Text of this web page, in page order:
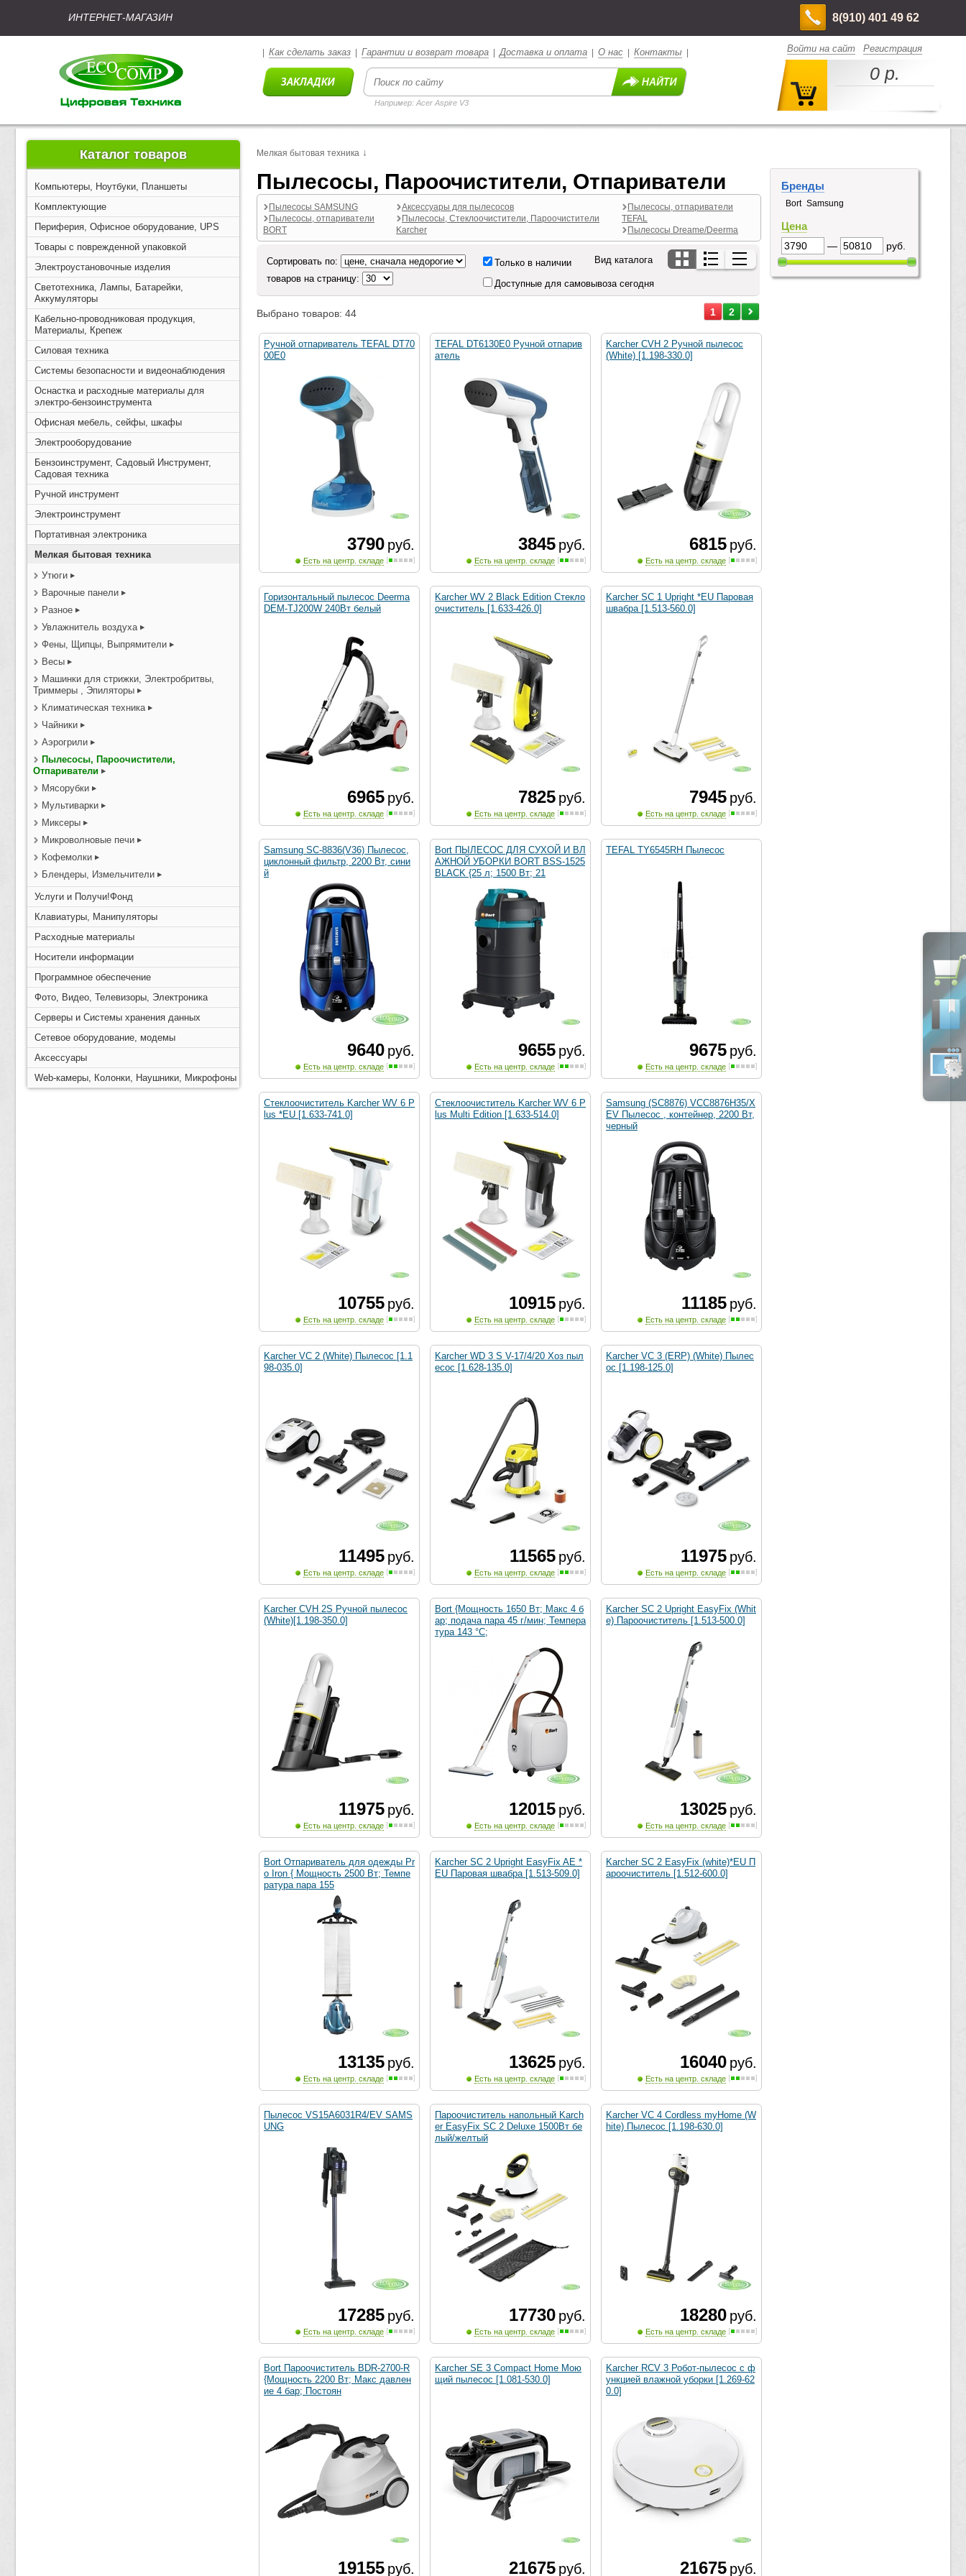
ИНТЕРНЕТ-МАГАЗИН 8(910) 401 49 62
Как сделать заказ Гарантии и возврат товара |Доставка и оплата О нас Контакты
Например: Acer Aspire V3
Войти на сайт Регистрация
0 р.
Каталог товаров
Компьютеры, Ноутбуки, Планшеты
Комплектующие
Периферия, Офисное оборудование, UPS
Товары с поврежденной упаковкой
Электроустановочные изделия
Светотехника, Лампы, Батарейки,
Аккумуляторы
Кабельно-проводниковая продукция,
Материалы, Крепеж
Силовая техника
Системы безопасности и видеонаблюдения
Оснастка и расходные материалы для
электро-бензоинструмента
Офисная мебель, сейфы, шкафы
Электрооборудование
Бензоинструмент, Садовый Инструмент,
Садовая техника
Ручной инструмент
Электроинструмент
Портативная электроника
Мелкая бытовая техника
Утюги
Варочные панели
Разное
Увлажнитель воздуха
Фены, Щипцы, Выпрямители
Весы
Машинки для стрижки, Электробритвы,
Триммеры , Эпиляторы
Климатическая техника
Чайники
Аэрогрили
Пылесосы, Пароочистители,
Отпариватели
Мясорубки
Мультиварки
Миксеры
Микроволновые печи
Кофемолки
Блендеры, Измельчители
Услуги и Получи!Фонд
Клавиатуры, Манипуляторы
Расходные материалы
Носители информации
Программное обеспечение
Фото, Видео, Телевизоры, Электроника
Серверы и Системы хранения данных
Сетевое оборудование, модемы
Аксессуары
Web-камеры, Колонки, Наушники, Микрофоны
Мелкая бытовая техника ↓
Пылесосы, Пароочистители, Отпариватели
Пылесосы SAMSUNG
Пылесосы, отпариватели
BORT
Аксессуары для пылесосов
Пылесосы, Стеклоочистители, Пароочистители
Karcher
Пылесосы, отпариватели
TEFAL
Пылесосы Dreame/Deerma
Сортировать по:
товаров на страницу:
Только в наличии
Доступные для самовывоза сегодня
Вид каталога
Выбрано товаров: 44 1 2
Ручной отпариватель TEFAL DT70
00E0
3790 руб.
Есть на центр. складе
TEFAL DT6130E0 Ручной отпарив
атель
3845 руб.
Есть на центр. складе
Karcher CVH 2 Ручной пылесос
(White) [1.198-330.0]
6815 руб.
Есть на центр. складе
Горизонтальный пылесос Deerma
DEM-TJ200W 240Вт белый
6965 руб.
Есть на центр. складе
Karcher WV 2 Black Edition Стекло
очиститель [1.633-426.0]
7825 руб.
Есть на центр. складе
Karcher SC 1 Upright *EU Паровая
швабра [1.513-560.0]
7945 руб.
Есть на центр. складе
Samsung SC-8836(V36) Пылесос,
циклонный фильтр, 2200 Вт, сини
й
9640 руб.
Есть на центр. складе
Bort ПЫЛЕСОС ДЛЯ СУХОЙ И ВЛ
АЖНОЙ УБОРКИ BORT BSS-1525
BLACK {25 л; 1500 Вт; 21
9655 руб.
Есть на центр. складе
TEFAL TY6545RH Пылесос
9675 руб.
Есть на центр. складе
Стеклоочиститель Karcher WV 6 P
lus *EU [1.633-741.0]
10755 руб.
Есть на центр. складе
Стеклоочиститель Karcher WV 6 P
lus Multi Edition [1.633-514.0]
10915 руб.
Есть на центр. складе
Samsung (SC8876) VCC8876H35/X
EV Пылесос , контейнер, 2200 Вт,
черный
11185 руб.
Есть на центр. складе
Karcher VC 2 (White) Пылесос [1.1
98-035.0]
11495 руб.
Есть на центр. складе
Karcher WD 3 S V-17/4/20 Хоз пыл
есос [1.628-135.0]
11565 руб.
Есть на центр. складе
Karcher VC 3 (ERP) (White) Пылес
ос [1.198-125.0]
11975 руб.
Есть на центр. складе
Karcher CVH 2S Ручной пылесос
(White)[1.198-350.0]
11975 руб.
Есть на центр. складе
Bort {Мощность 1650 Вт; Макс 4 б
ар; подача пара 45 г/мин; Темпера
тура 143 °С;
12015 руб.
Есть на центр. складе
Karcher SC 2 Upright EasyFix (Whit
e) Пароочиститель [1.513-500.0]
13025 руб.
Есть на центр. складе
Bort Отпариватель для одежды Pr
o Iron { Мощность 2500 Вт; Темпе
ратура пара 155
13135 руб.
Есть на центр. складе
Karcher SC 2 Upright EasyFix AE *
EU Паровая швабра [1.513-509.0]
13625 руб.
Есть на центр. складе
Karcher SC 2 EasyFix (white)*EU П
ароочиститель [1.512-600.0]
16040 руб.
Есть на центр. складе
Пылесос VS15A6031R4/EV SAMS
UNG
17285 руб.
Есть на центр. складе
Пароочиститель напольный Karch
er EasyFix SC 2 Deluxe 1500Вт бе
лый/желтый
17730 руб.
Есть на центр. складе
Karcher VC 4 Cordless myHome (W
hite) Пылесос [1.198-630.0]
18280 руб.
Есть на центр. складе
Bort Пароочиститель BDR-2700-R
{Мощность 2200 Вт; Макс давлен
ие 4 бар; Постоян
19155 руб.
Karcher SE 3 Compact Home Мою
щий пылесос [1.081-530.0]
21675 руб.
Karcher RCV 3 Робот-пылесос с ф
ункцией влажной уборки [1.269-62
0.0]
21675 руб.
Бренды
Bort Samsung
Цена
— руб.